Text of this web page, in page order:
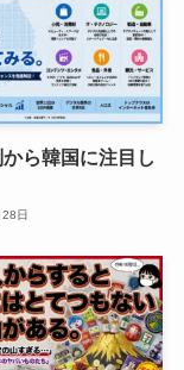
ら韓国に注目し
日